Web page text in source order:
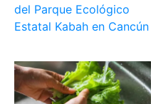
del Parque Ecológico
Estatal Kabah en Cancún